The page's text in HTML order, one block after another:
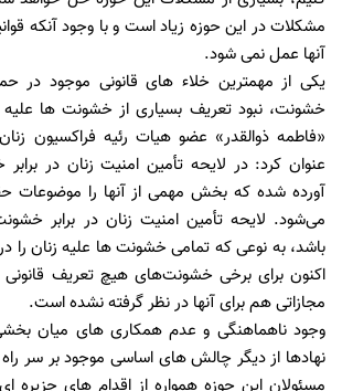
مشکلات در این حوزه زیاد است و با وجود آنکه
آنها عمل نمی شود.
یکی از مهمترین خلاء های قانونی موجود در
خشونت، نبود تعریف بسیاری از خشونت ها
«فاطمه ذوالقدر» عضو هیات رئیه فراکسیون
عنوان کرد: در لایحه تأمین امنیت زنان در
آورده شده که بخش مهمی از آنها را موضوعات
می‌شود. لایحه تأمین امنیت زنان در برابر
باشد، به نوعی که تمامی خشونت‌ ها علیه زنان را
اکنون برای برخی خشونت‌های هیچ تعریف قانونی
مجازاتی هم برای آنها در نظر گرفته نشده است.
وجود ناهماهنگی و عدم همکاری های میان
نهادها از دیگر چالش های اساسی موجود بر سر
مسئولان این حوزه همواره از اقدام های جزیره